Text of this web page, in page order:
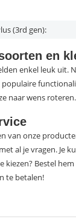
(3rd gen):
en
enkel leuk uit.
naar wens
van onze
al je vragen. Je
kiezen? Bestel
te betalen!